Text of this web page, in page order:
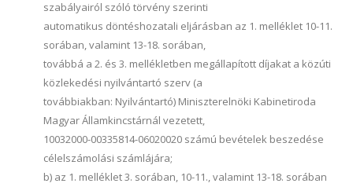
szabályairól szóló törvény szerinti
automatikus döntéshozatali eljárásban az 1. melléklet 10-11.
sorában, valamint 13-18. sorában,
továbbá a 2. és 3. mellékletben megállapított díjakat a közúti
közlekedési nyilvántartó szerv (a
továbbiakban: Nyilvántartó) Miniszterelnöki Kabinetiroda
Magyar Államkincstárnál vezetett,
10032000-00335814-06020020 számú bevételek beszedése
célelszámolási számlájára;
b) az 1. melléklet 3. sorában, 10-11., valamint 13-18. sorában